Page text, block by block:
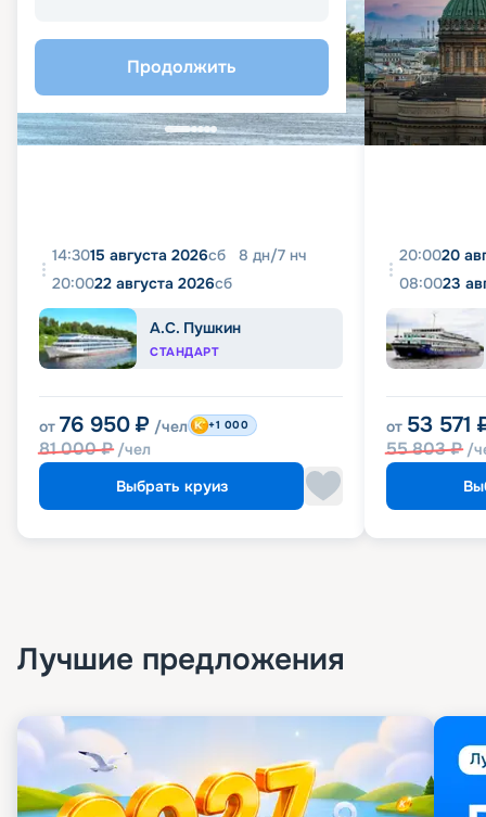
Продолжить
14:3015 августа 2026сб 8 дн/7 нч
20:0022 августа 2026сб
А.С. Пушкин
СТАНДАРТ
от 76 950 ₽ /чел
81 000₽ /чел
+1 000
Выбрать круиз
20:0020
08:0023
от 53 571
55 803₽ /
Лучшие предложения